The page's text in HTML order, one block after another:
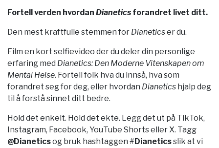
Fortell verden hvordan Dianetics forandret livet ditt.
Den mest kraftfulle stemmen for Dianeticser du.
Film en kort selfievideo der du deler din personlige
erfaring med Dianetics: Den Moderne Vitenskapen om
Mental Helse. Fortell folk hva du innså, hva som
forandret seg for deg, eller hvordan Dianetics hjalp deg
til å forstå sinnet ditt bedre.
Hold det enkelt. Hold det ekte. Legg det ut på TikTok,
Instagram, Facebook, YouTube Shorts eller X. Tagg
@Dianeticsog bruk hashtaggen #Dianeticsslik at vi